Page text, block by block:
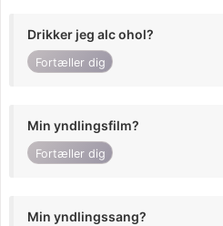
Drikker jeg alc ohol?
Fortæller dig
Min yndlingsfilm?
Fortæller dig
Min yndlingssang?